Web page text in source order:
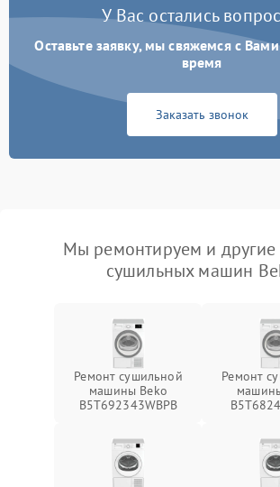
У Вас остались
Оставьте заявку, мы свяжемся с
время
Заказать звонок
Мы ремонтируем и
сушильных машин
Ремонт сушильной
машины Beko
B5T692343WBPB
Ремонт